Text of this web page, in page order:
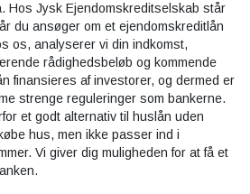
Hos Jysk Ejendomskreditselskab står
du ansøger om et ejendomskreditlån
os, analyserer vi din indkomst,
rådighedsbeløb og kommende
finansieres af investorer, og dermed er
strenge reguleringer som bankerne.
et godt alternativ til huslån uden
hus, men ikke passer ind i
Vi giver dig muligheden for at få et